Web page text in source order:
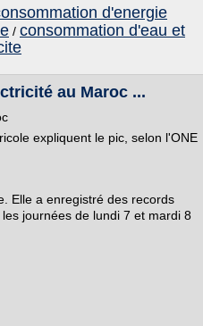
d'energie
/ consommation d'eau et
au Maroc ...
expliquent le pic, selon l'ONE
Elle a enregistré des records
journées de lundi 7 et mardi 8